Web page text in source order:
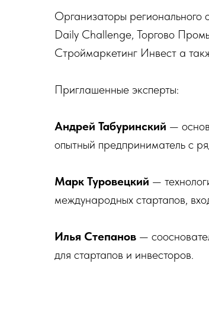
Организаторы регионального
Daily Challenge, Торгово
Строймаркетинг Инвест а
Приглашенные эксперты:
Андрей Табуринский —
опытный предприниматель с
Марк Туровецкий —
международных стартапов,
Илья Степанов —
для стартапов и инвесторов.